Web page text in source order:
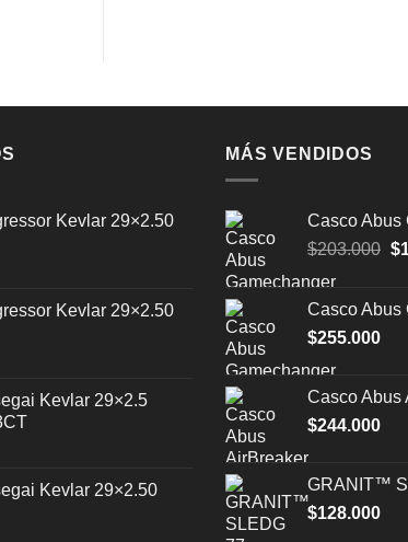
Kevlar 29×2.50
Kevlar 29×2.50
Kevlar 29×2.5
Kevlar 29×2.50
MÁS VENDIDOS
Casco Abus
$203.000 El
$
Casco Abus
$255.000
Casco Abus
$244.000
GRANIT™
$128.000